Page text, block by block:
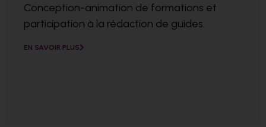
Conception-animation de formations et
participation à la rédaction de guides.
EN SAVOIR PLUS